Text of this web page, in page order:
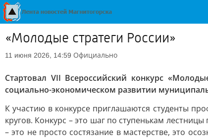
«Молодые стратеги России»
11 июня 2026, 14:59 Официально
Стартовал VII Всероссийский конкурс
социально-экономическом развитии
К участию в конкурсе приглашаются студенты
кругов. Конкурс – это шаг по ступенькам
– это не просто состязание в мастерстве, это